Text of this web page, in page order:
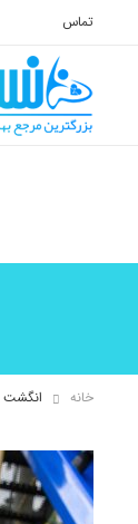
تماس
خانه انگشت